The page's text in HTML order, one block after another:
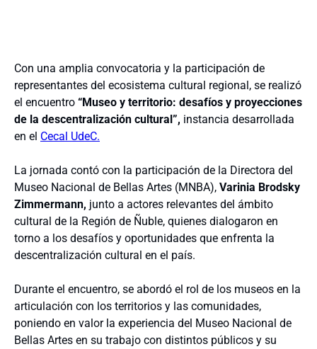
Con una amplia convocatoria y la participación de
representantes del ecosistema cultural regional, se realizó
el encuentro “Museo y territorio: desafíos y proyecciones
de la descentralización cultural”, instancia desarrollada
en el Cecal UdeC.
La jornada contó con la participación de la Directora del
Museo Nacional de Bellas Artes (MNBA), Varinia Brodsky
Zimmermann, junto a actores relevantes del ámbito
cultural de la Región de Ñuble, quienes dialogaron en
torno a los desafíos y oportunidades que enfrenta la
descentralización cultural en el país.
Durante el encuentro, se abordó el rol de los museos en la
articulación con los territorios y las comunidades,
poniendo en valor la experiencia del Museo Nacional de
Bellas Artes en su trabajo con distintos públicos y su